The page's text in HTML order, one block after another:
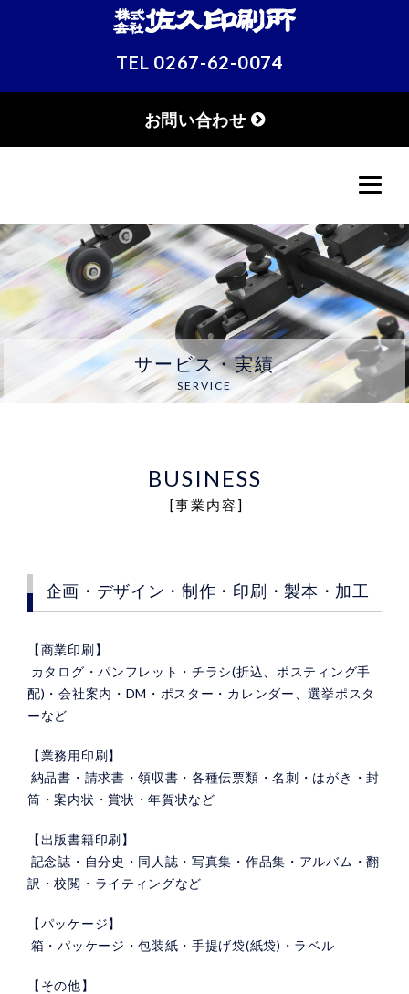
TEL 0267-62-0074
お問い合わせ
サービス・実績
SERVICE
BUSINESS
[事業内容]
企画・デザイン・制作・印刷・製本・加工
【商業印刷】
カタログ・パンフレット・チラシ(折込、ポスティング手
配)・会社案内・DM・ポスター・カレンダー、選挙ポスタ
ーなど
【業務用印刷】
納品書・請求書・領収書・各種伝票類・名刺・はがき・封
筒・案内状・賞状・年賀状など
【出版書籍印刷】
記念誌・自分史・同人誌・写真集・作品集・アルバム・翻
訳・校閲・ライティングなど
【パッケージ】
箱・パッケージ・包装紙・手提げ袋(紙袋)・ラベル
【その他】